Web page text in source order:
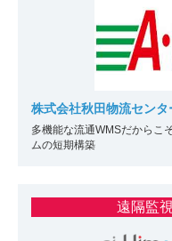
株式会社秋田物流センタ
多機能な流通WMSだからこ
ムの短期構築
遠隔監